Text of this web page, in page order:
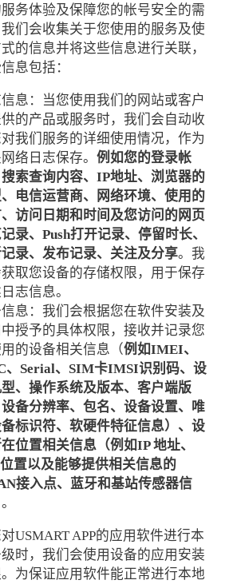
务体验及保障您的帐号安全的需
们会收集关于您使用的服务及使
的信息并将这些信息进行关联，
息包括：
信息：当您使用我们的网站或客户
的产品或服务时，我们会自动收
我们服务的详细使用情况，作为
络日志保存。例如您的登录帐
索查询内容、IP地址、浏览器的
电信运营商、网络环境、使用的
访问日期和时间及您访问的网页
录、Push打开记录、停留时长、
录、发布记录、关注及分享。我
取您设备的存储权限，用于保存
志信息。
息：我们会根据您在软件安装及
授予的具体权限，接收并记录您
的设备相关信息（例如IMEI、
、 Serial、 SIM卡IMSI识别码、设
、操作系统及版本、客户端版
备分辨率、包名、设备设置、唯
标识符、软硬件特征信息）、设
位置相关信息（例如IP地址、
位置以及能够提供相关信息的
接入点、蓝牙和基站传感器信
USMART APP的应用软件进行本
时，我们会使用设备的应用安装
为保证应用软件能正常进行本地